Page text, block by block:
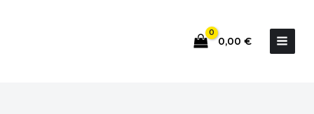
0,00 €